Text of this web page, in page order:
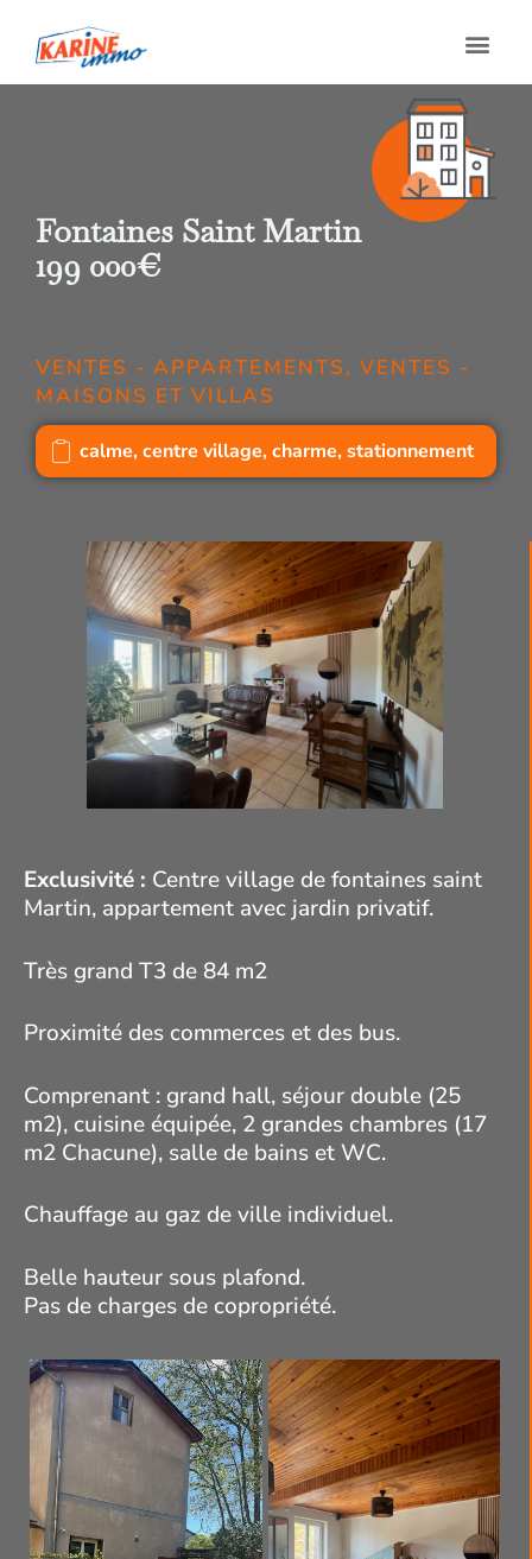
Fontaines Saint Martin
199 000€
VENTES - APPARTEMENTS, VENTES -
MAISONS ET VILLAS
calme,centre village,charme,stationnement
Exclusivité : Centre village de fontaines saint
Martin, appartement avec jardin privatif.
Très grand T3 de 84 m2
Proximité des commerces et des bus.
Comprenant : grand hall, séjour double (25
m2), cuisine équipée, 2 grandes chambres (17
m2 Chacune), salle de bains et WC.
Chauffage au gaz de ville individuel.
Belle hauteur sous plafond.
Pas de charges de copropriété.